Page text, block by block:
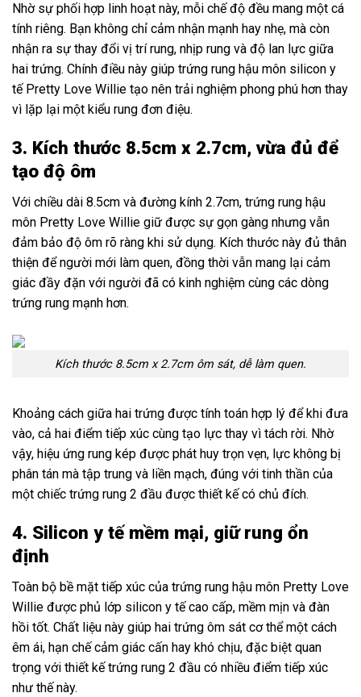
Nhờ sự phối hợp linh hoạt này, mỗi chế độ đều mang một cá
tính riêng. Bạn không chỉ cảm nhận mạnh hay nhẹ, mà còn
nhận ra sự thay đổi vị trí rung, nhịp rung và độ lan lực giữa
hai trứng. Chính điều này giúp trứng rung hậu môn silicon y
tế Pretty Love Willie tạo nên trải nghiệm phong phú hơn thay
vì lặp lại một kiểu rung đơn điệu.
3. Kích thước 8.5cm x 2.7cm, vừa đủ để
tạo độ ôm
Với chiều dài 8.5cm và đường kính 2.7cm, trứng rung hậu
môn Pretty Love Willie giữ được sự gọn gàng nhưng vẫn
đảm bảo độ ôm rõ ràng khi sử dụng. Kích thước này đủ thân
thiện để người mới làm quen, đồng thời vẫn mang lại cảm
giác đầy đặn với người đã có kinh nghiệm cùng các dòng
trứng rung mạnh hơn.
Kích thước 8.5cm x 2.7cm ôm sát, dễ làm quen.
Khoảng cách giữa hai trứng được tính toán hợp lý để khi đưa
vào, cả hai điểm tiếp xúc cùng tạo lực thay vì tách rời. Nhờ
vậy, hiệu ứng rung kép được phát huy trọn vẹn, lực không bị
phân tán mà tập trung và liền mạch, đúng với tinh thần của
một chiếc trứng rung 2 đầu được thiết kế có chủ đích.
4. Silicon y tế mềm mại, giữ rung ổn
định
Toàn bộ bề mặt tiếp xúc của trứng rung hậu môn Pretty Love
Willie được phủ lớp silicon y tế cao cấp, mềm mịn và đàn
hồi tốt. Chất liệu này giúp hai trứng ôm sát cơ thể một cách
êm ái, hạn chế cảm giác cấn hay khó chịu, đặc biệt quan
trọng với thiết kế trứng rung 2 đầu có nhiều điểm tiếp xúc
như thế này.